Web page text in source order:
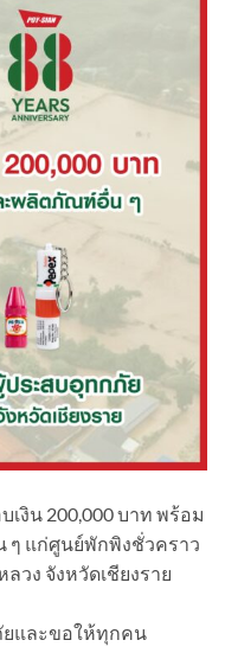
งิน 200,000 บาท​ พร้อม
ๆ แก่ศูนย์พักพิงชั่วคราว
วง​ จังหวัดเชียงราย
ยและขอให้ทุกคน